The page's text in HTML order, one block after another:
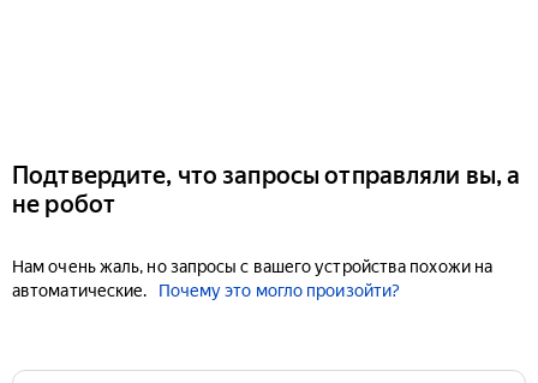
Подтвердите, что запросы отправляли вы, а
не робот
Нам очень жаль, но запросы с вашего устройства похожи на
автоматические.
Почему это могло произойти?